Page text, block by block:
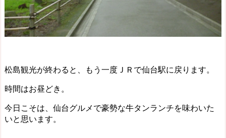
松島観光が終わると、もう一度ＪＲで仙台駅に戻ります。
時間はお昼どき。
今日こそは、仙台グルメで豪勢な牛タンランチを味わいた
いと思います。